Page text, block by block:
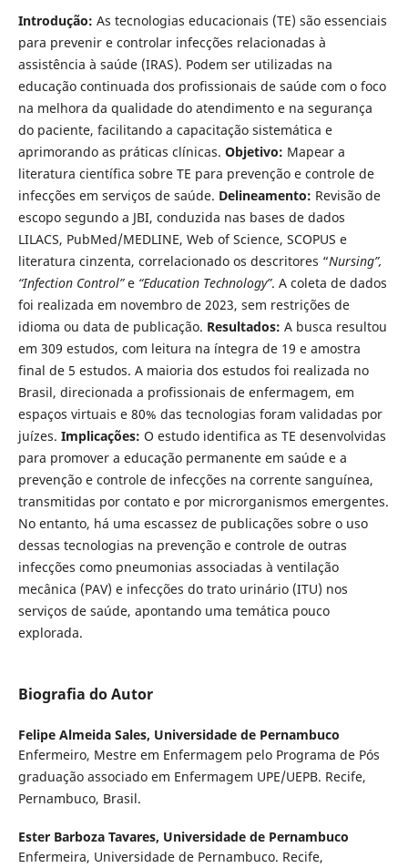
Introdução: As tecnologias educacionais (TE) são essenciais
para prevenir e controlar infecções relacionadas à
assistência à saúde (IRAS). Podem ser utilizadas na
educação continuada dos profissionais de saúde com o foco
na melhora da qualidade do atendimento e na segurança
do paciente, facilitando a capacitação sistemática e
aprimorando as práticas clínicas. Objetivo: Mapear a
literatura científica sobre TE para prevenção e controle de
infecções em serviços de saúde. Delineamento: Revisão de
escopo segundo a JBI, conduzida nas bases de dados
LILACS, PubMed/MEDLINE, Web of Science, SCOPUS e
literatura cinzenta, correlacionado os descritores “Nursing”,
“Infection Control”e “Education Technology”. A coleta de dados
foi realizada em novembro de 2023, sem restrições de
idioma ou data de publicação. Resultados: A busca resultou
em 309 estudos, com leitura na íntegra de 19 e amostra
final de 5 estudos. A maioria dos estudos foi realizada no
Brasil, direcionada a profissionais de enfermagem, em
espaços virtuais e 80% das tecnologias foram validadas por
juízes. Implicações: O estudo identifica as TE desenvolvidas
para promover a educação permanente em saúde e a
prevenção e controle de infecções na corrente sanguínea,
transmitidas por contato e por microrganismos emergentes.
No entanto, há uma escassez de publicações sobre o uso
dessas tecnologias na prevenção e controle de outras
infecções como pneumonias associadas à ventilação
mecânica (PAV) e infecções do trato urinário (ITU) nos
serviços de saúde, apontando uma temática pouco
explorada.
Biografia do Autor
Felipe Almeida Sales, Universidade de Pernambuco
Enfermeiro, Mestre em Enfermagem pelo Programa de Pós
graduação associado em Enfermagem UPE/UEPB. Recife,
Pernambuco, Brasil.
Ester Barboza Tavares, Universidade de Pernambuco
Enfermeira, Universidade de Pernambuco. Recife,